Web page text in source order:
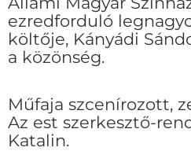
ezredforduló
költője, Kányádi
a közönség.
Műfaja szcenírozott,
Az est szerkesztő-
Katalin.